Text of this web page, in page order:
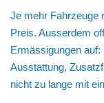
Je mehr Fahrzeuge
Preis. Ausserdem
Ermässigungen
Ausstattung,
nicht zu lange mit